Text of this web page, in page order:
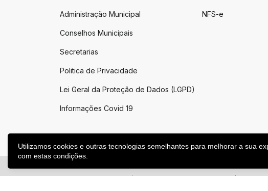
Administração Municipal
Conselhos Municipais
Secretarias
Politica de Privacidade
Lei Geral da Proteção de Dados (LGPD)
Informações Covid 19
NFS-e
Utilizamos cookies e outras tecnologias semelhantes para melhorar a sua
com estas condições.